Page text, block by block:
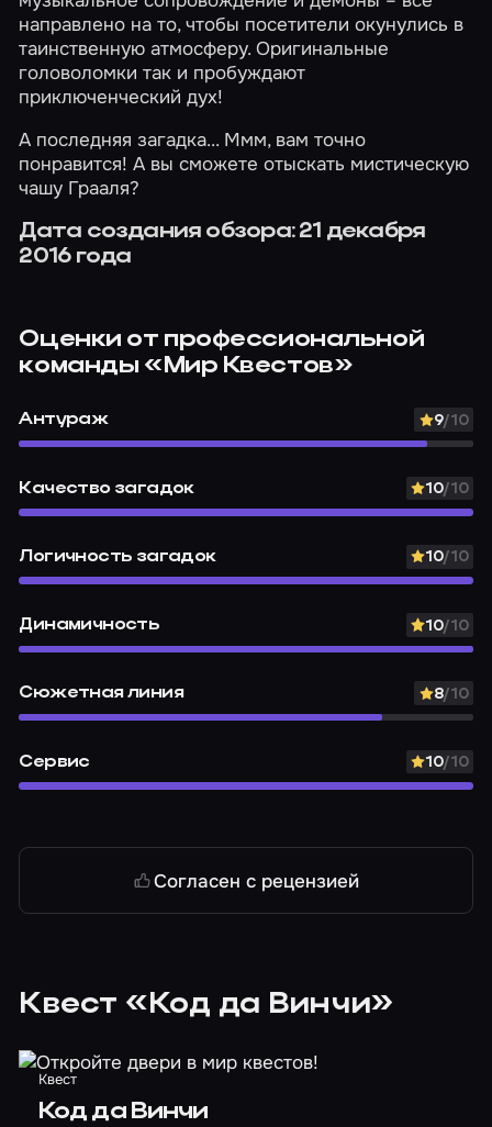
направлено на то, чтобы посетители окунулись в
таинственную атмосферу. Оригинальные
головоломки так и пробуждают
приключенческий дух!
А последняя загадка... Ммм, вам точно
понравится! А вы сможете отыскать мистическую
чашу Грааля?
Дата создания обзора: 21 декабря
2016 года
Оценки от профессиональной
команды «Мир Квестов»
Антураж 9/10
Качество загадок 10/10
Логичность загадок 10/10
Динамичность 10/10
Сюжетная линия 8/10
Сервис 10/10
Согласен с рецензией
Квест «Код да Винчи»
Квест
Код да Винчи